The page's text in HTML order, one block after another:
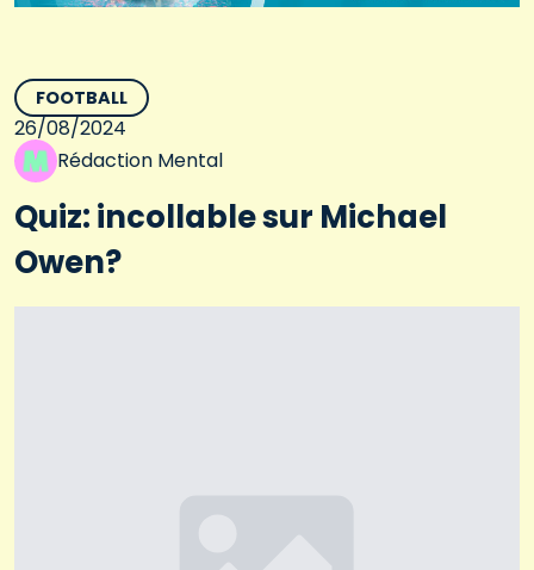
FOOTBALL
26/08/2024
Rédaction Mental
Quiz: incollable sur Michael
Owen?